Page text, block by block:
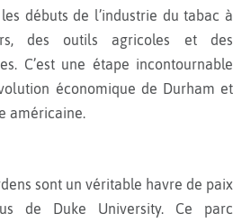
débuts de l’industrie du tabac à
des outils agricoles et des
C’est une étape incontournable
économique de Durham et
américaine.
de Duke University. Ce parc